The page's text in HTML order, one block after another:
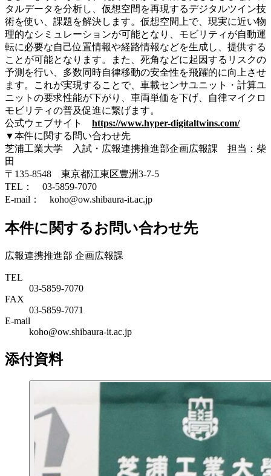
タルデータを分析し、仮想空間を再現するデジタルツイン技
術を使い、課題を解決します。仮想空間上で、現実に近い物
理的なシミュレーションが可能となり、モビリティが自動運
転に必要な自己位置情報や経路情報などを生成し、提供する
ことが可能となります。また、死角などに起因するリスクの
予測を行い、多数同時自律移動の安全性を飛躍的に向上させ
ます。これが実現することで、車載センサユニット・計算ユ
ニットの要求性能が下がり、車両単価を下げ、自律マイクロ
モビリティの普及促進に繋げます。
公式ウェブサイト https://www.hyper-digitaltwins.com/
▼本件に関する問い合わせ先
芝浦工業大学 入試・広報連携推進部企画広報課 担当：柴
田
〒135-8548 東京都江東区豊洲3-7-5
TEL： 03-5859-7070
E-mail： koho@ow.shibaura-it.ac.jp
本件に関するお問い合わせ先
広報連携推進部 企画広報課
TEL
03-5859-7070
FAX
03-5859-7071
E-mail
koho@ow.shibaura-it.ac.jp
添付資料